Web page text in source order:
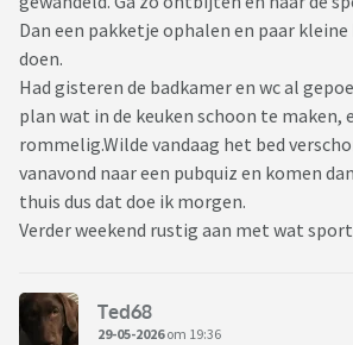
Dan een pakketje ophalen en paar
doen.
Had gisteren de badkamer en wc al
plan wat in de keuken schoon te maken,
rommelig.Wilde vandaag het bed
vanavond naar een pubquiz en komen
thuis dus dat doe ik morgen.
Verder weekend rustig aan met wat
Ted68
29-05-2026om 19:36